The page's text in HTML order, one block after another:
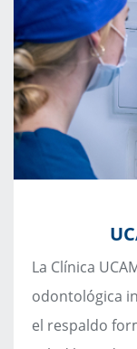
La Clínica
odontológica
el respaldo